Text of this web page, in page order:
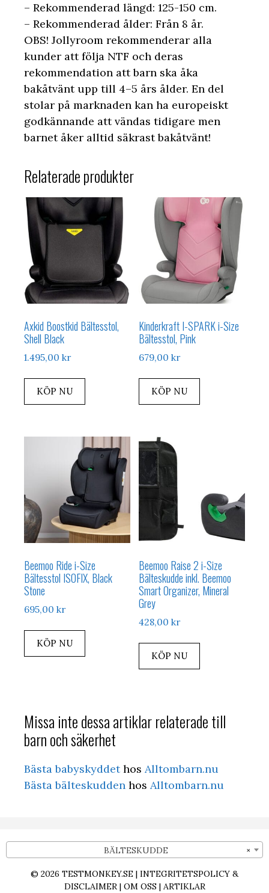
– Rekommenderad längd: 125-150 cm.
– Rekommenderad ålder: Från 8 år.
OBS! Jollyroom rekommenderar alla
kunder att följa NTF och deras
rekommendation att barn ska åka
bakåtvänt upp till 4–5 års ålder. En del
stolar på marknaden kan ha europeiskt
godkännande att vändas tidigare men
barnet åker alltid säkrast bakåtvänt!
Relaterade produkter
Axkid Boostkid Bältesstol,
Shell Black
1.495,00 kr
KÖP NU
Kinderkraft I-SPARK i-Size
Bältesstol, Pink
679,00kr
KÖP NU
Beemoo Ride i-Size
Bältesstol ISOFIX, Black
Stone
695,00 kr
KÖP NU
Beemoo Raise 2 i-Size
Bälteskudde inkl. Beemoo
Smart Organizer, Mineral
Grey
428,00kr
KÖP NU
Missa inte dessa artiklar relaterade till
barn och säkerhet
Bästa babyskyddethos Alltombarn.nu
Bästa bälteskudden hos Alltombarn.nu
×
BÄLTESKUDDE
© 2026 TESTMONKEY.SE | INTEGRITETSPOLICY &
DISCLAIMER | OM OSS| ARTIKLAR